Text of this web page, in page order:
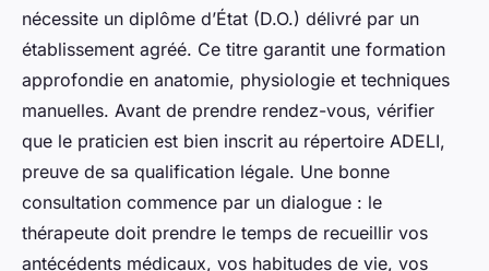
nécessite un diplôme d’État (D.O.) délivré par un
établissement agréé. Ce titre garantit une formation
approfondie en anatomie, physiologie et techniques
manuelles. Avant de prendre rendez-vous, vérifier
que le praticien est bien inscrit au répertoire ADELI,
preuve de sa qualification légale. Une bonne
consultation commence par un dialogue : le
thérapeute doit prendre le temps de recueillir vos
antécédents médicaux, vos habitudes de vie, vos